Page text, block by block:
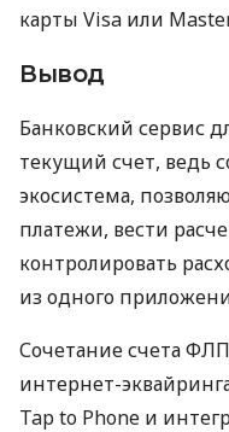
карты Visa или
Вывод
Банковский сервис
текущий счет, ведь
экосистема,
платежи, вести
контролировать
из одного
Сочетание счета
интернет-
Tap to Phone и